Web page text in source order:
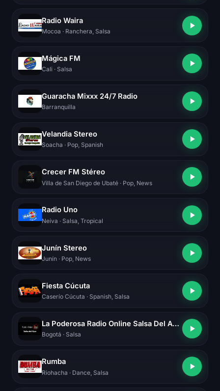
Radio Waira
Mocoa · Ranchera, Salsa
Mágica FM
Cali · Salsa
Guaracha Mixxx 24/7 Radio
Barranquilla
Velandia Stereo
Soacha · Pop, Spanish
Crecer FM Stéreo
Villa de San Diego de Ubaté · Pop, News
Radio Uno
Neiva · Salsa, Tropical
Junín Stereo
Junín · Pop, News
Fiesta Cúcuta
Caserío Cúcuta · Spanish, Salsa
La Poderosa Radio Online Salsa Del Ayer
Bogotá · Salsa
Rumba
Riohacha · Dance, Salsa